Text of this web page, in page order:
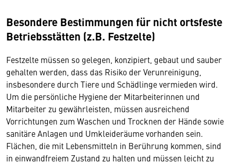
Besondere Bestimmungen für nicht ortsfeste
Betriebsstätten (z.B. Festzelte)
Festzelte müssen so gelegen, konzipiert, gebaut und sauber
gehalten werden, dass das Risiko der Verunreinigung,
insbesondere durch Tiere und Schädlinge vermieden wird.
Um die persönliche Hygiene der Mitarbeiterinnen und
Mitarbeiter zu gewährleisten, müssen ausreichend
Vorrichtungen zum Waschen und Trocknen der Hände sowie
sanitäre Anlagen und Umkleideräume vorhanden sein.
Flächen, die mit Lebensmitteln in Berührung kommen, sind
in einwandfreiem Zustand zu halten und müssen leicht zu